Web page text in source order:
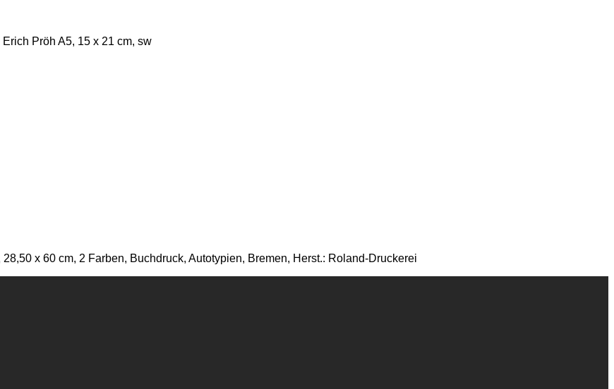
Pröh A5, 15 x 21 cm, sw
x 60 cm, 2 Farben, Buchdruck, Autotypien, Bremen, Herst.: Roland-Druckerei